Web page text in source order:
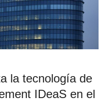
la tecnología de
IDeaS en el